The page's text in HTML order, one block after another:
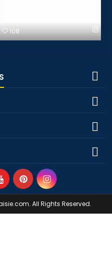
108




All Rights Reserved.